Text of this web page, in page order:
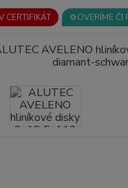
CERTIFIKÁT ⚙️OVERÍME ČI